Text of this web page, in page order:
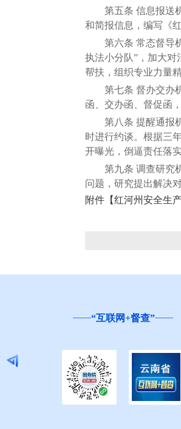
第五条 信息报送机
和简报信息，编写《
第六条 常态督导机
执法小分队”，加大
帮扶，组织专业力量
第七条 督办交办机
函、交办函、督促函
第八条 提醒通报机
时进行约谈。根据三
开曝光，倒逼责任落实
第九条 调查研究机
问题，研究提出解决
附件【红河州安全生
“互联网+督查”